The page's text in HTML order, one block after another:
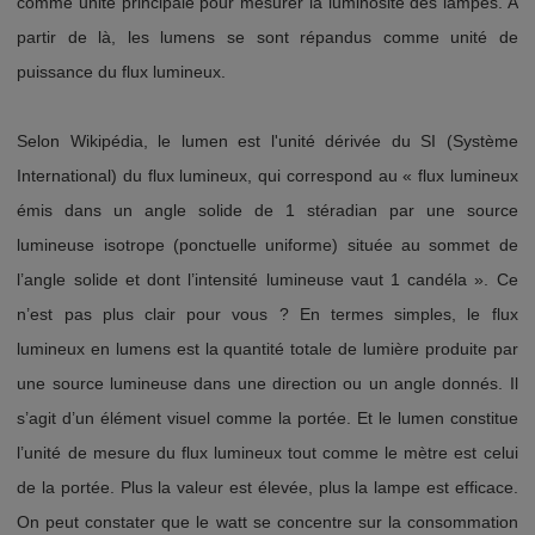
partir de là, les lumens se sont répandus comme unité de
puissance du flux lumineux.
Selon Wikipédia, le lumen est l'unité dérivée du SI (Système
International) du flux lumineux, qui correspond au « flux lumineux
émis dans un angle solide de 1 stéradian par une source
lumineuse isotrope (ponctuelle uniforme) située au sommet de
l’angle solide et dont l’intensité lumineuse vaut 1 candéla ». Ce
n’est pas plus clair pour vous ? En termes simples, le flux
lumineux en lumens est la quantité totale de lumière produite par
une source lumineuse dans une direction ou un angle donnés. Il
s’agit d’un élément visuel comme la portée. Et le lumen constitue
l’unité de mesure du flux lumineux tout comme le mètre est celui
de la portée. Plus la valeur est élevée, plus la lampe est efficace.
On peut constater que le watt se concentre sur la consommation